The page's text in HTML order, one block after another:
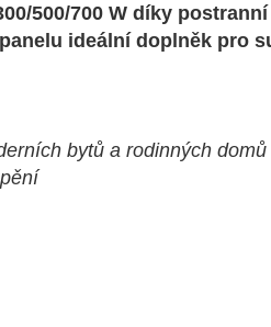
500/700 W díky
ideální doplněk pro
bytů a rodinných